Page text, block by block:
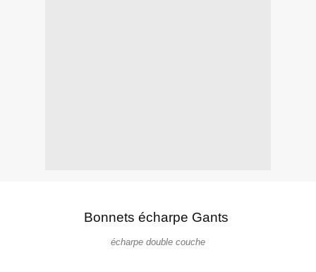
Bonnets écharpe Gants
écharpe double couche